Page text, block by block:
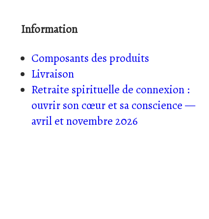
Information
Composants des produits
Livraison
Retraite spirituelle de connexion :
ouvrir son cœur et sa conscience —
avril et novembre 2026